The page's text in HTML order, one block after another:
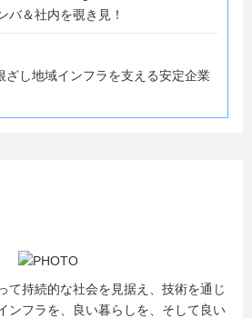
バ＆社内を覗き見！
ざし地域インフラを支える安定企業
て持続的な社会を見据え、技術を通じ
ンフラを、良い暮らしを、そして良い